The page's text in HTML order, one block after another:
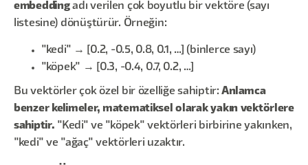
embeddingadı verilen çok boyutlu bir vektöre (sayı
listesine) dönüştürür. Örneğin:
"kedi" → [0.2, -0.5, 0.8, 0.1, …] (binlerce sayı)
"köpek" → [0.3, -0.4, 0.7, 0.2, …]
Bu vektörler çok özel bir özelliğe sahiptir:Anlamca
benzer kelimeler, matematiksel olarak yakın vektörlere
sahiptir. "Kedi" ve "köpek" vektörleri birbirine yakınken,
"kedi" ve "ağaç" vektörleri uzaktır.